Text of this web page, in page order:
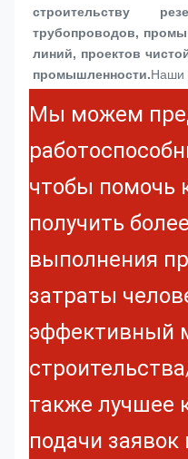
строительству
трубопроводов,
линий, проектов
промышленности.Наши
Мы можем
чтобы помочь
получить
выполнения
затраты
эффективный
также лучшее
подачи заявок